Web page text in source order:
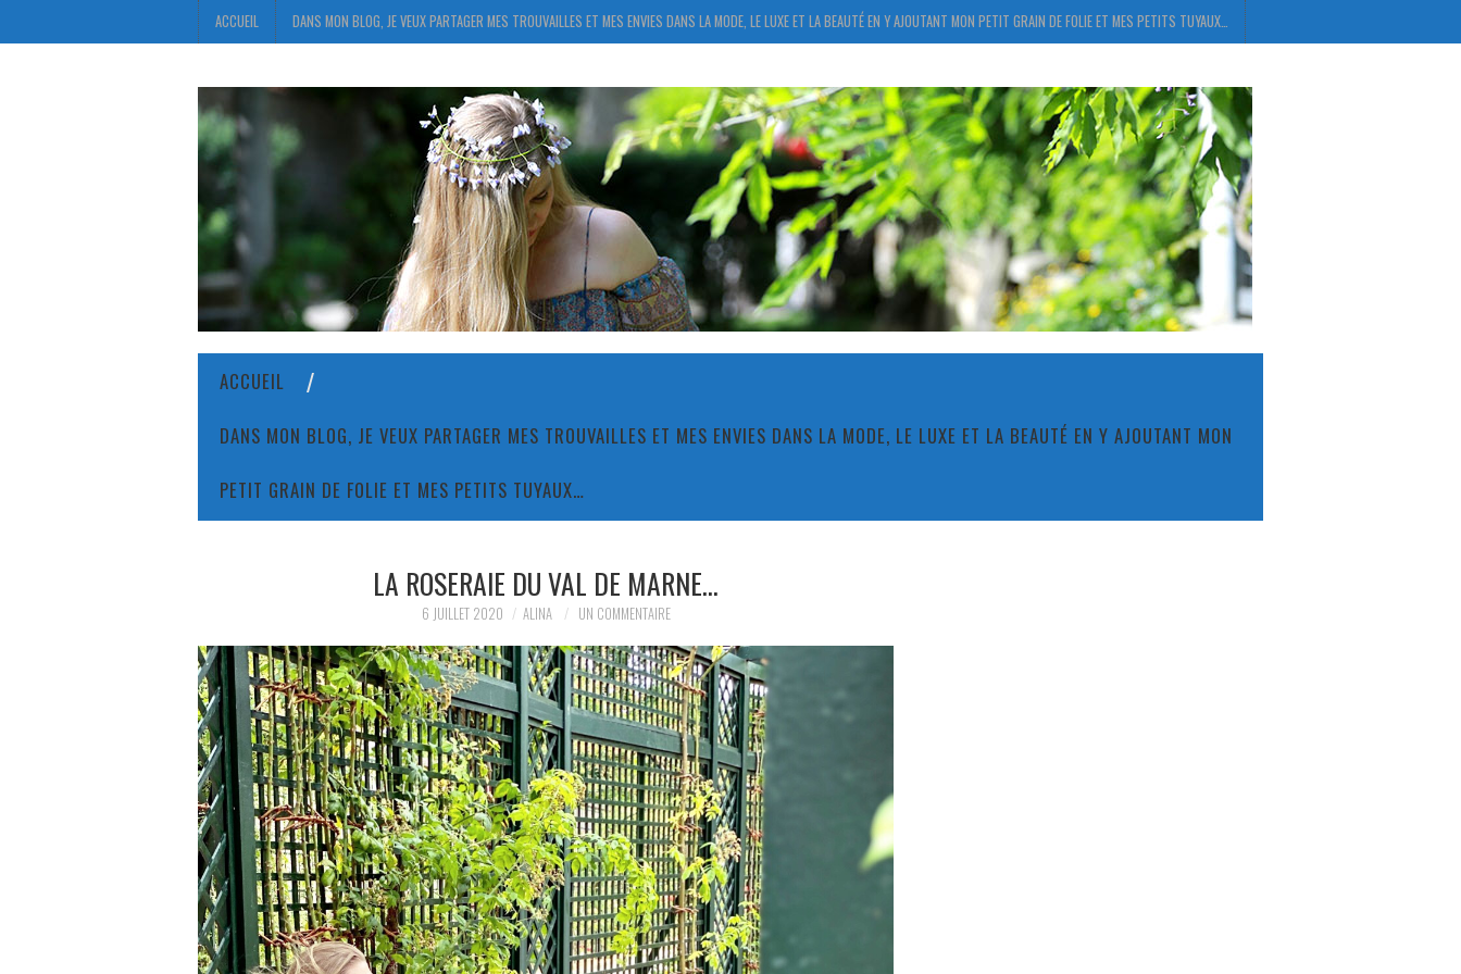
ACCUEIL DANS MON BLOG, JE VEUX PARTAGER MES TROUVAILLES ET MES ENVIES DANS LA MODE, LE LUXE ET LA BEAUTÉ EN Y AJOUTANT MON PETIT GRAIN DE FOLIE ET MES PETITS TUYAUX…
ACCUEIL
DANS MON BLOG, JE VEUX PARTAGER MES TROUVAILLES ET MES ENVIES DANS LA MODE, LE LUXE ET LA BEAUTÉ EN Y AJOUTANT MON
PETIT GRAIN DE FOLIE ET MES PETITS TUYAUX…
LA ROSERAIE DU VAL DE MARNE…
6 JUILLET 2020 ALINA UN COMMENTAIRE